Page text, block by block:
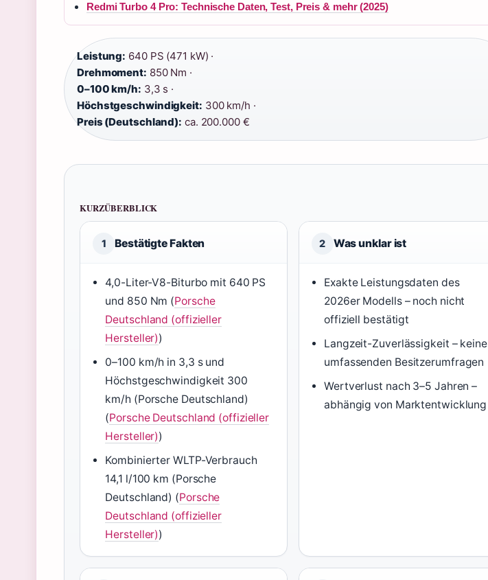
Redmi Turbo 4 Pro: Technische Daten, Test, Preis & mehr (2025)
Leistung: 640 PS (471 kW) ·
Drehmoment: 850 Nm ·
0–100 km/h: 3,3 s ·
Höchstgeschwindigkeit: 300 km/h ·
Preis (Deutschland): ca. 200.000 €
KURZÜBERBLICK
1 Bestätigte Fakten
4,0-Liter-V8-Biturbo mit 640 PS
und 850 Nm (Porsche
Deutschland (offizieller
Hersteller))
0–100 km/h in 3,3 s und
Höchstgeschwindigkeit 300
km/h (Porsche Deutschland)
(Porsche Deutschland (offizieller
Hersteller))
Kombinierter WLTP-Verbrauch
14,1 l/100 km (Porsche
Deutschland) (Porsche
Deutschland (offizieller
Hersteller))
2 Was unklar ist
Exakte Leistungsdaten des
2026er Modells – noch nicht
offiziell bestätigt
Langzeit-Zuverlässigkeit – keine
umfassenden Besitzerumfragen
Wertverlust nach 3–5 Jahren –
abhängig von Marktentwicklung